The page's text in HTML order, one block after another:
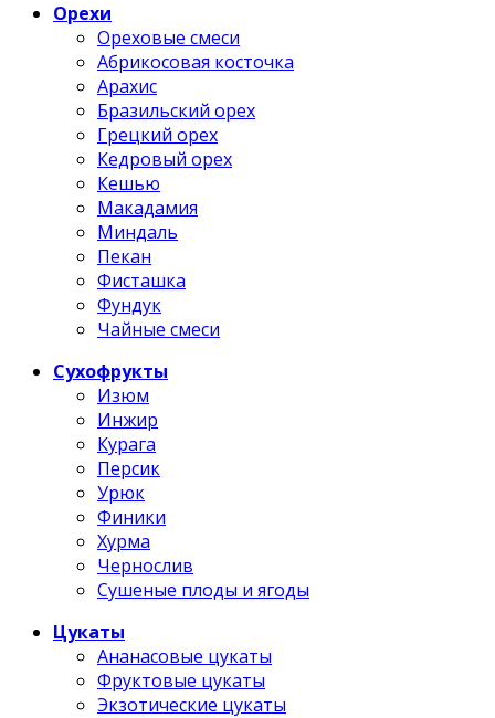
Орехи
Ореховые смеси
Абрикосовая косточка
Арахис
Бразильский орех
Грецкий орех
Кедровый орех
Кешью
Макадамия
Миндаль
Пекан
Фисташка
Фундук
Чайные смеси
Сухофрукты
Изюм
Инжир
Курага
Персик
Урюк
Финики
Хурма
Чернослив
Сушеные плоды и ягоды
Цукаты
Ананасовые цукаты
Фруктовые цукаты
Экзотические цукаты